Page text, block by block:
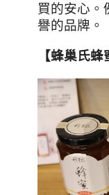
買的安心。
譽的品牌。
【蜂巢氏蜂